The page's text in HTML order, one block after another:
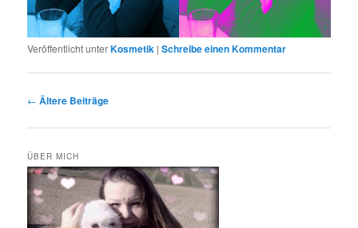
Veröffentlicht unterKosmetik |Schreibe einen Kommentar
Beitragsnavigation
← Ältere Beiträge
ÜBER MICH